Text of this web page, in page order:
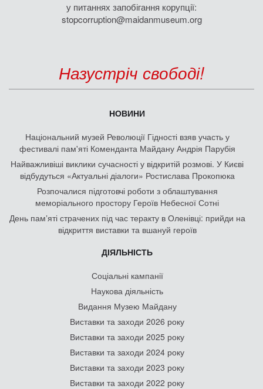
у питаннях запобігання корупції:
stopcorruption@maidanmuseum.org
Назустріч свободі!
НОВИНИ
Національний музей Революції Гідності взяв участь у
фестивалі пам'яті Коменданта Майдану Андрія Парубія
Найважливіші виклики сучасності у відкритій розмові. У Києві
відбудуться «Актуальні діалоги» Ростислава Прокопюка
Розпочалися підготовчі роботи з облаштування
меморіального простору Героїв Небесної Сотні
День памʼяті страчених під час теракту в Оленівці: прийди на
відкриття виставки та вшануй героїв
ДІЯЛЬНІСТЬ
Соціальні кампанії
Наукова діяльність
Видання Музею Майдану
Виставки та заходи 2026 року
Виставки та заходи 2025 року
Виставки та заходи 2024 року
Виставки та заходи 2023 року
Виставки та заходи 2022 року